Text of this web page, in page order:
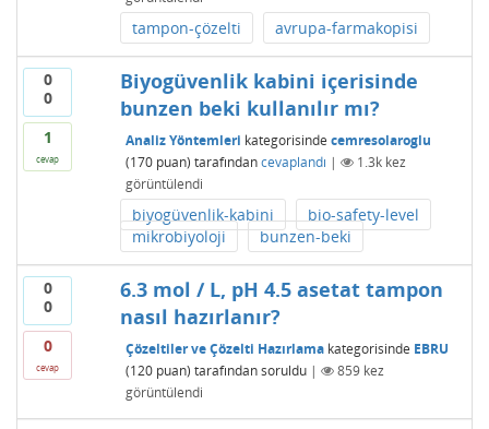
tampon-çözelti avrupa-farmakopisi
0
0
1
cevap
Biyogüvenlik kabini içerisinde
bunzen beki kullanılır mı?
Analiz Yöntemleri kategorisinde cemresolaroglu
(170puan) tarafından cevaplandı | 1.3kkez
görüntülendi
biyogüvenlik-kabini
bio-safety-level
mikrobiyoloji
bunzen-beki
0
0
0
cevap
6.3 mol / L, pH 4.5 asetat tampon
nasıl hazırlanır?
Çözeltiler ve Çözelti Hazırlamakategorisinde EBRU
(120puan) tarafından soruldu | 859kez
görüntülendi